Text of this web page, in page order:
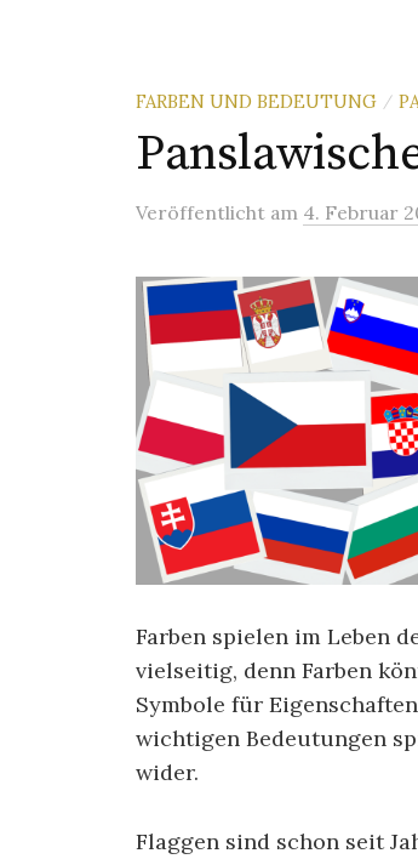
FARBEN UND BEDEUTUNG /
Veröffentlicht am 4. Februar
Farben spielen im Leben
vielseitig, denn Farben
Symbole für
wichtigen Bedeutungen
wider.
Flaggen sind schon seit